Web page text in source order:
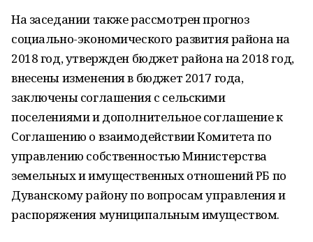
На заседании также рассмотрен прогноз
социально-экономического развития района на
2018 год, утвержден бюджет района на 2018 год,
внесены изменения в бюджет 2017 года,
заключены соглашения с сельскими
поселениями и дополнительное соглашение к
Соглашению о взаимодействии Комитета по
управлению собственностью Министерства
земельных и имущественных отношений РБ по
Дуванскому району по вопросам управления и
распоряжения муниципальным имуществом.